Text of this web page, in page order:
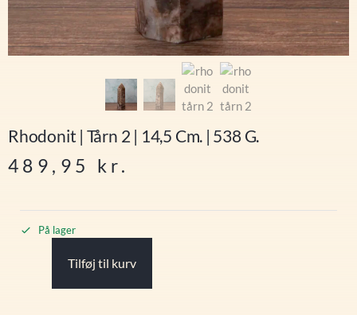
Rhodonit | Tårn 2 | 14,5 Cm. | 538 G.
489,95 kr.
På lager
Tilføj til kurv